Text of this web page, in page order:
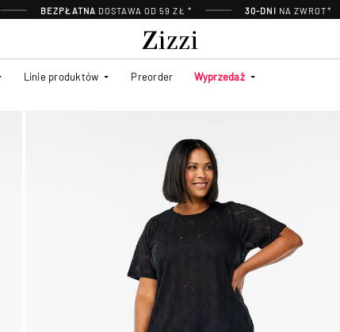
BEZPŁATNA DOSTAWA OD 59 ZŁ * 30-DNI NA ZWROT*
Linie produktów Preorder Wyprzedaż